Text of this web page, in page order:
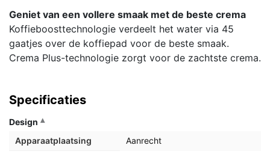
Geniet van een vollere smaak met de beste crema
Koffieboosttechnologie verdeelt het water via 45
gaatjes over de koffiepad voor de beste smaak.
Crema Plus-technologie zorgt voor de zachtste crema.
Specificaties
Design
Apparaatplaatsing
Aanrecht